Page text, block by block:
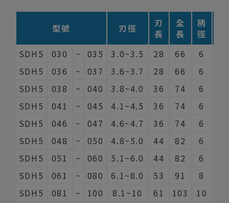
型號 刃徑
刃
長
全
長
柄
徑
SDH5
030 ~ 035 3.0~3.5 28 66 6
SDH5
036 ~ 037 3.6~3.7 28 66 6
SDH5
038 ~ 040 3.8~4.0 36 74 6
SDH5
041 ~ 045 4.1~4.5 36 74 6
SDH5
046 ~ 047 4.6~4.7 36 74 6
SDH5
048 ~ 050 4.8~5.0 44 82 6
SDH5
051 ~ 060 5.1~6.0 44 82 6
SDH5
061 ~ 080 6.1~8.0 53 91 8
SDH5
081 ~ 100 8.1~10 61 103 10